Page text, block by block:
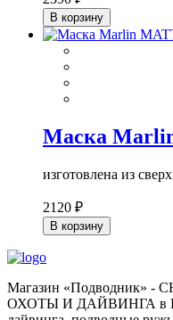
В корзину
Маска
изготовлена из
2120 ₽
В корзину
Магазин
ОХОТЫ И ДАЙВИНГА в